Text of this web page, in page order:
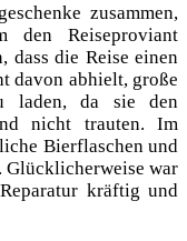
zusammen,
den Reiseproviant
dass die Reise einen
davon abhielt, große
laden, da sie den
nicht trauten. Im
Bierflaschen und
Glücklicherweise war
kräftig und